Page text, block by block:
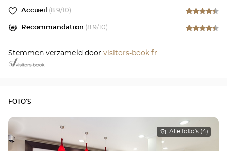
Accueil (8.9/10)
Recommandation (8.9/10)
Stemmen verzameld door visitors-book.fr
FOTO'S
Alle foto's (4)